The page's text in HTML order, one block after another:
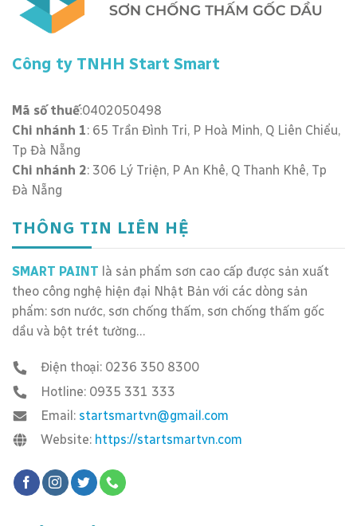
Công ty TNHH Start Smart
Mã số thuế:0402050498
Chi nhánh 1: 65 Trần Đình Tri, P Hoà Minh, Q Liên Chiểu,
Tp Đà Nẵng
Chi nhánh 2: 306 Lý Triện, P An Khê, Q Thanh Khê, Tp
Đà Nẵng
THÔNG TIN LIÊN HỆ
SMART PAINT là sản phẩm sơn cao cấp được sản xuất
theo công nghệ hiện đại Nhật Bản với các dòng sản
phẩm: sơn nước, sơn chống thấm, sơn chống thấm gốc
dầu và bột trét tường…
Điện thoại: 0236 350 8300
Hotline: 0935 331 333
Email: startsmartvn@gmail.com
Website: https://startsmartvn.com